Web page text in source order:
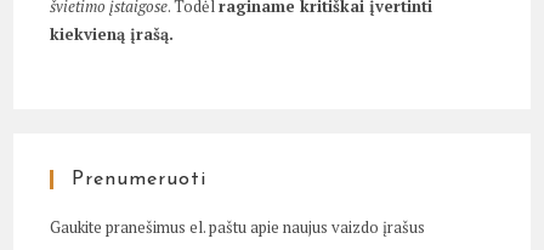
švietimo įstaigose. Todėlraginame kritiškai įvertinti
kiekvieną įrašą.
Prenumeruoti
Gaukite pranešimus el. paštu apie naujus vaizdo įrašus